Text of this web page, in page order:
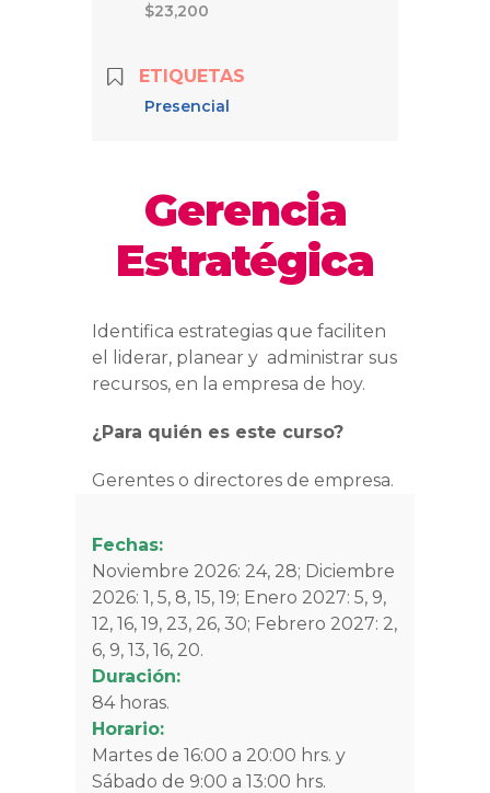
$23,200
ETIQUETAS
Presencial
Gerencia
Estratégica
Identifica estrategias que faciliten
el liderar, planear y administrar sus
recursos, en la empresa de hoy.
¿Para quién es este curso?
Gerentes o directores de empresa.
Fechas:
Noviembre 2026: 24, 28; Diciembre
2026: 1, 5, 8, 15, 19; Enero 2027: 5, 9,
12, 16, 19, 23, 26, 30; Febrero 2027: 2,
6, 9, 13, 16, 20.
Duración:
84 horas.
Horario:
Martes de 16:00 a 20:00 hrs. y
Sábado de 9:00 a 13:00 hrs.